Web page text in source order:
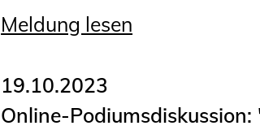
Meldung lesen
19.10.2023
Online-